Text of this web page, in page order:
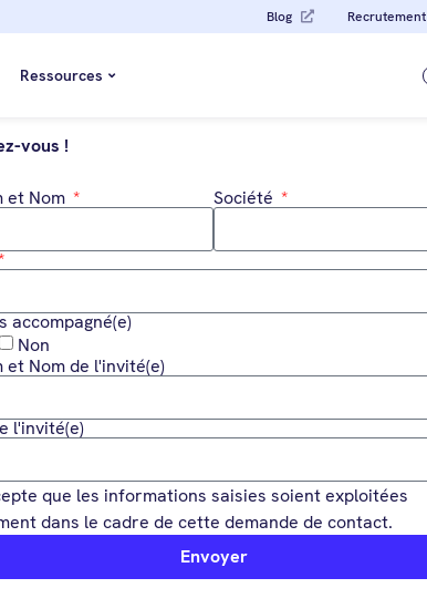
Blog Recrutement
Ressources
vous !
et Nom Société
accompagné(e)
Non
et Nom de l'invité(e)
l'invité(e)
que les informations saisies soient exploitées
dans le cadre de cette demande de contact.
Envoyer